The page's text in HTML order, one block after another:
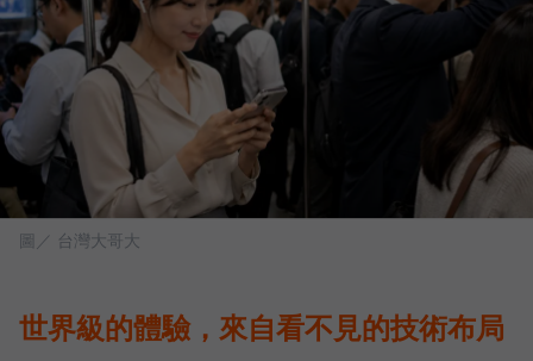
圖／ 台灣大哥大
世界級的體驗，來自看不見的技術布局